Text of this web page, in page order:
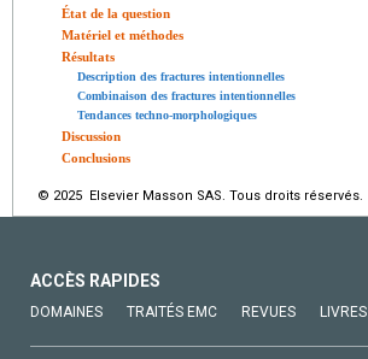
État de la question
Matériel et méthodes
Résultats
Description des fractures intentionnelles
Combinaison des fractures intentionnelles
Tendances techno-morphologiques
Discussion
Conclusions
© 2025 Elsevier Masson SAS. Tous droits réservés.
ACCÈS RAPIDES
DOMAINES TRAITÉS EMC REVUES LIVRES